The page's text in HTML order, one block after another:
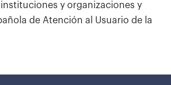
y organizaciones y
de Atención al Usuario de la